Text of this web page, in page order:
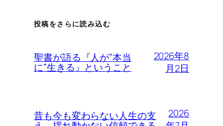
投稿をさらに読み込む
聖書が語る『人が”本当
に”生きる』ということ
2026年8
月2日
昔も今も変わらない人生の支
2026